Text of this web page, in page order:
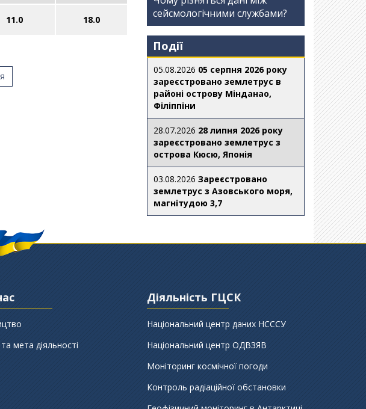
11.0 18.0
сейсмологічними службами?
Події
05.08.2026 05 серпня 2026 року
зареєстровано землетрус в
районі острову Мінданао,
Філіппіни
28.07.2026 28 липня 2026 року
зареєстровано землетрус з
острова Кюсю, Японія
03.08.2026 Зареєстровано
землетрус з Азовського моря,
магнітудою 3,7
та мета діяльності
Діяльність ГЦСК
Національний центр даних НСССУ
Національний центр ОДВЗЯВ
Моніторинг космічної погоди
Контроль радіаційної обстановки